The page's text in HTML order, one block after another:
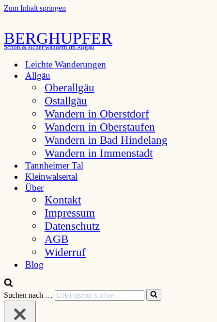
Zum Inhalt springen
BERGHUPFER
Schön & sicher wandern im Allgäu
Leichte Wanderungen
Allgäu
Oberallgäu
Ostallgäu
Wandern in Oberstdorf
Wandern in Oberstaufen
Wandern in Bad Hindelang
Wandern in Immenstadt
Tannheimer Tal
Kleinwalsertal
Über
Kontakt
Impressum
Datenschutz
AGB
Widerruf
Blog
Suchen nach …